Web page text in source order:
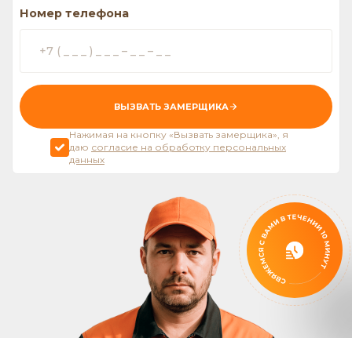
Номер телефона
ВЫЗВАТЬ ЗАМЕРЩИКА
Нажимая на кнопку «Вызвать замерщика», я
даю согласие на обработку персональных
данных